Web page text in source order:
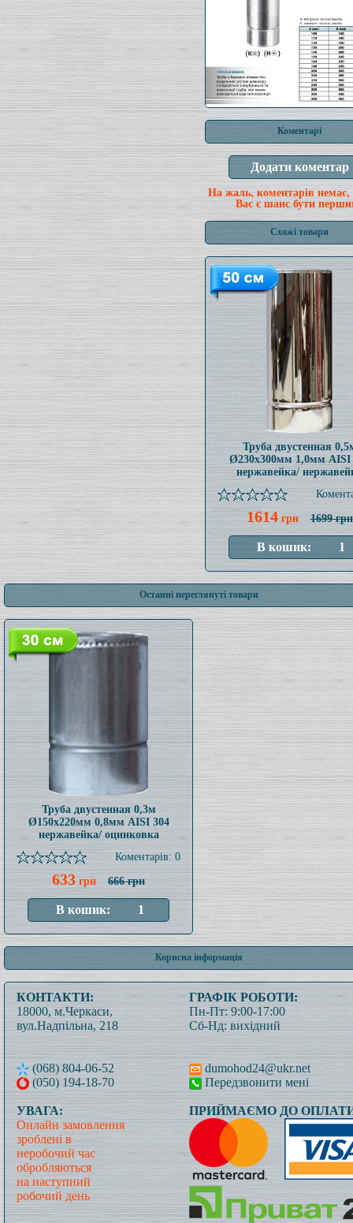
Коментарі
На жаль, коментарів немає,
Вас є шанс бути
Схожі товари
Труба двустенная
Ø230x300мм 1,0мм AISI
нержавейка/
1614грн 1699 грн
Останні переглянуті товари
Труба двустенная 0,3м
Ø150x220мм 0,8мм AISI 304
нержавейка/ оцинковка
Коментарів: 0
633грн 666 грн
Корисна інформація
КОНТАКТИ:
18000, м.Черкаси,
вул.Надпільна, 218
(068) 804-06-52
(050) 194-18-70
ГРАФІК РОБОТИ:
Пн-Пт: 9:00-17:00
Сб-Нд: вихідний
dumohod24@ukr.net
Передзвонити мені
УВАГА:
Онлайн замовлення
зроблені в
неробочий час
обробляються
на наступний
робочий день
ПРИЙМАЄМО ДО